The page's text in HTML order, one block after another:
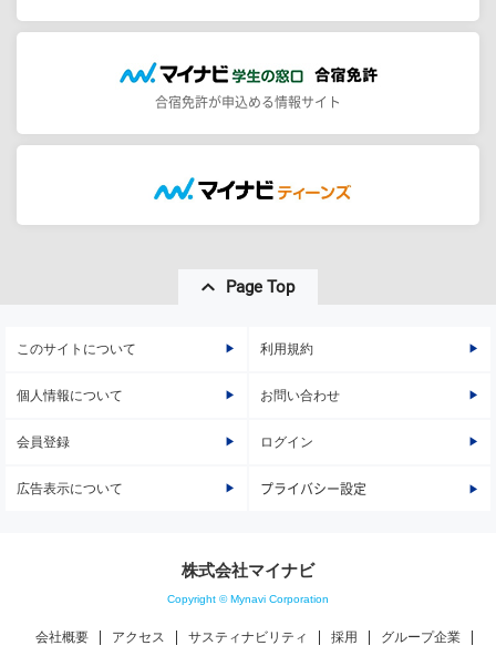
合宿免許が申込める情報サイト
Page Top
このサイトについて 利用規約
個人情報について お問い合わせ
会員登録 ログイン
広告表示について プライバシー設定
株式会社マイナビ
Copyright © Mynavi Corporation
会社概要 アクセス サスティナビリティ 採用 グループ企業